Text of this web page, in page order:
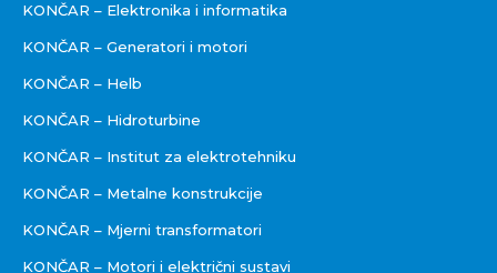
KONČAR – Elektronika i informatika
KONČAR – Generatori i motori
KONČAR – Helb
KONČAR – Hidroturbine
KONČAR – Institut za elektrotehniku
KONČAR – Metalne konstrukcije
KONČAR – Mjerni transformatori
KONČAR – Motori i električni sustavi